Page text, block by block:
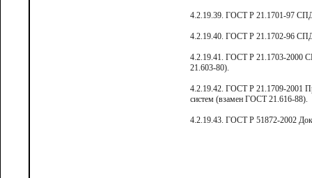
4.2.19.39. ГОСТ Р 21.1701-97
4.2.19.40. ГОСТ Р 21.1702-96
4.2.19.41. ГОСТ Р 21.1703-2000
21.603-80).
4.2.19.42. ГОСТ Р 21.1709-2001
систем (взамен ГОСТ 21.616-88).
4.2.19.43. ГОСТ Р 51872-2002